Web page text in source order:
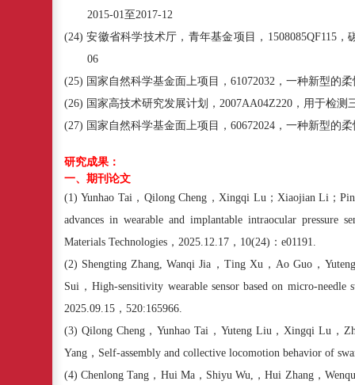
2015-01至2017-12
(24)安徽省科学技术厅，青年基金项目， 1508085QF115，
06
(25) 国家自然科学基金面上项目， 61072032 ，一种新型的
(26) 国家高技术研究发展计划， 2007AA04Z220 ，用于检测
(27) 国家自然科学基金面上项目， 60672024 ，一种新型的
研究成果：
一、期刊论文
(1)Yunhao Tai， Qilong Cheng ，Xingqi Lu； Xiaojian Li；
advances in wearable and implantable intraocular pressure
Materials Technologies ， 2025.12.17 ， 10(24) ： e01191.
(2) Shengting Zhang, Wanqi Jia ， Ting Xu，Ao Guo ，
Sui ，High-sensitivity wearable sensor based on micro-needle
2025.09.15 ， 520:165966.
(3) Qilong Cheng，Yunhao Tai ， Yuteng Liu，Xingqi Lu ，
Yang ， Self-assembly and collective locomotion behavior of
(4) Chenlong Tang ， Hui Ma， Shiyu Wu, ，Hui Zhang，